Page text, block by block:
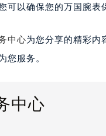
可以确保您的万国腕表
中心为您分享的精彩内
您服务。
中心